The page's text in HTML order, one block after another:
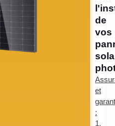
de
vos
et
:
1.